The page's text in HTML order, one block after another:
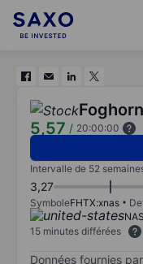
5,57 / 20:00:00
Intervalle de 52
3,27
SymboleFHTX:xnas
15 minutes différées
Données fournies par